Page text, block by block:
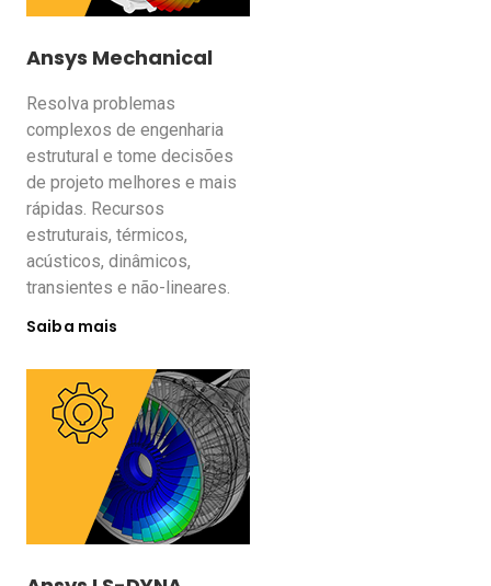
Ansys Mechanical
Resolva problemas
complexos de engenharia
estrutural e tome decisões
de projeto melhores e mais
rápidas. Recursos
estruturais, térmicos,
acústicos, dinâmicos,
transientes e não-lineares.
Saiba mais